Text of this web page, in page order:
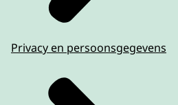
Privacy en persoonsgegevens